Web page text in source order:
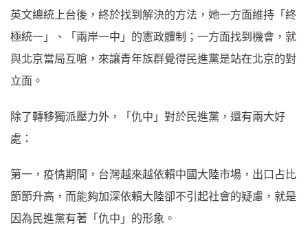
英文總統上台後，終於找到解決的方法，她一方面維持「終
極統一」、「兩岸一中」的憲政體制；一方面找到機會，就
與北京當局互嗆，來讓青年族群覺得民進黨是站在北京的對
立面。
除了轉移獨派壓力外，「仇中」對於民進黨，還有兩大好
處：
第一，疫情期間，台灣越來越依賴中國大陸市場，出口占比
節節升高，而能夠加深依賴大陸卻不引起社會的疑慮，就是
因為民進黨有著「仇中」的形象。